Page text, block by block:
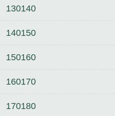
130140
140150
150160
160170
170180